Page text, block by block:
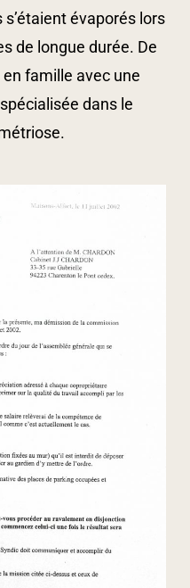
évaporés lors
de longue durée. De
famille avec une
dans le